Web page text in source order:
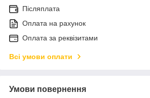
Післяплата
Оплата на рахунок
Оплата за реквізитами
Всі умови оплати
Умови повернення